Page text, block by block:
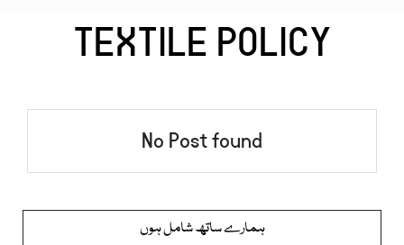
TEXTILE POLICY
No Post found
ہمارے ساتھ شامل ہوں